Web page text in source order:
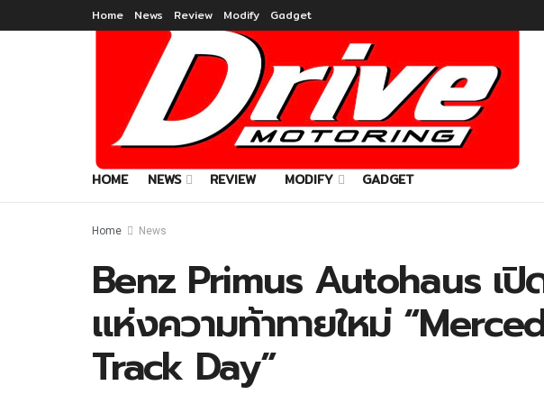
Home News Review Modify Gadget
HOME NEWS REVIEW MODIFY GADGET
Home News
Benz Primus Autohaus เ
แห่งความท้าทายใหม่
Track Day”